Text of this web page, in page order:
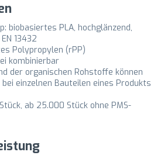
biobasiertes PLA, hochglänzend,
13432
Polypropylen (rPP)
kombinierbar
der organischen Rohstoffe können
einzelnen Bauteilen eines Produkts
ab 25.000 Stück ohne PMS-